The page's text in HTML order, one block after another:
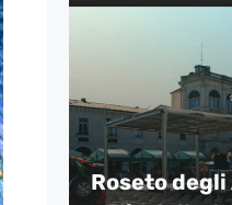
Roseto